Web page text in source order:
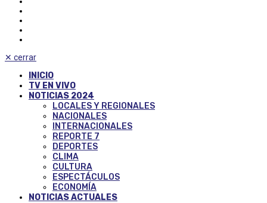
✕ cerrar
INICIO
TV EN VIVO
NOTICIAS 2024
LOCALES Y REGIONALES
NACIONALES
INTERNACIONALES
REPORTE 7
DEPORTES
CLIMA
CULTURA
ESPECTÁCULOS
ECONOMÍA
NOTICIAS ACTUALES